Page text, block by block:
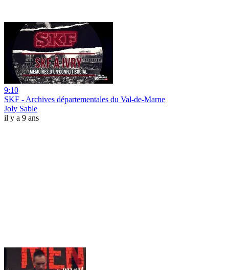
9:10
SKF - Archives départementales du Val-de-Marne
Joly Sable
il y a 9 ans